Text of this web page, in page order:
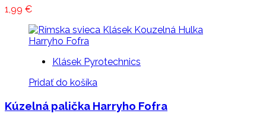
1,99 €
Klásek Pyrotechnics
Pridať do košíka
Kúzelná palička Harryho Fofra